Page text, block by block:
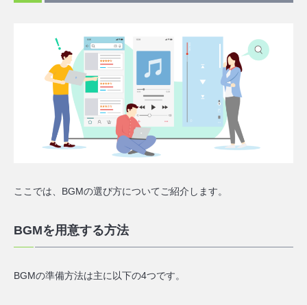
ここでは、BGMの選び方についてご紹介します。
BGMを用意する方法
BGMの準備方法は主に以下の4つです。